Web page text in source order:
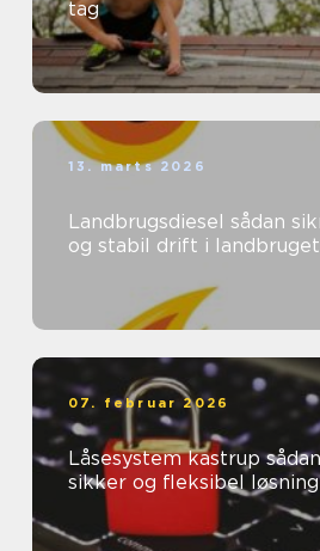
tag
13. marts 2026
Landbrugsdiesel sådan sikrer du effektiv
og stabil drift i landbruget
07. februar 2026
Låsesystem kastrup sådan vælger du en
sikker og fleksibel løsning